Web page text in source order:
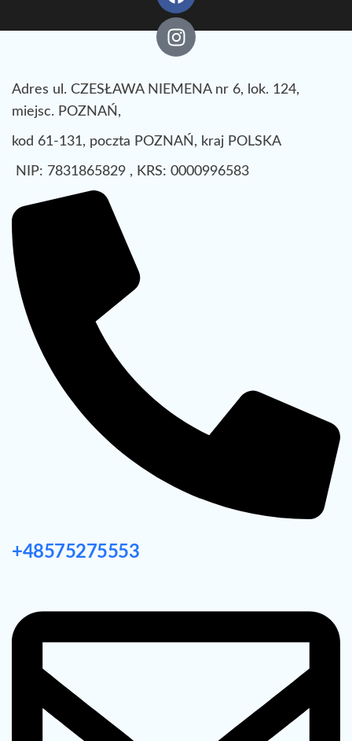
Adres ul. CZESŁAWA NIEMENA nr 6, lok. 124,
miejsc. POZNAŃ,
kod 61-131, poczta POZNAŃ, kraj POLSKA
NIP: 7831865829 , KRS: 0000996583
+48575275553